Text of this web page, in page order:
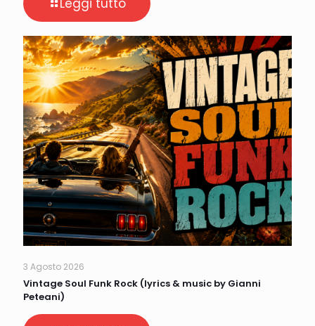
Leggi tutto
3 Agosto 2026
Vintage Soul Funk Rock (lyrics & music by Gianni
Peteani)